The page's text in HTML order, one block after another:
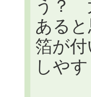
う？
ある
箔が
しや